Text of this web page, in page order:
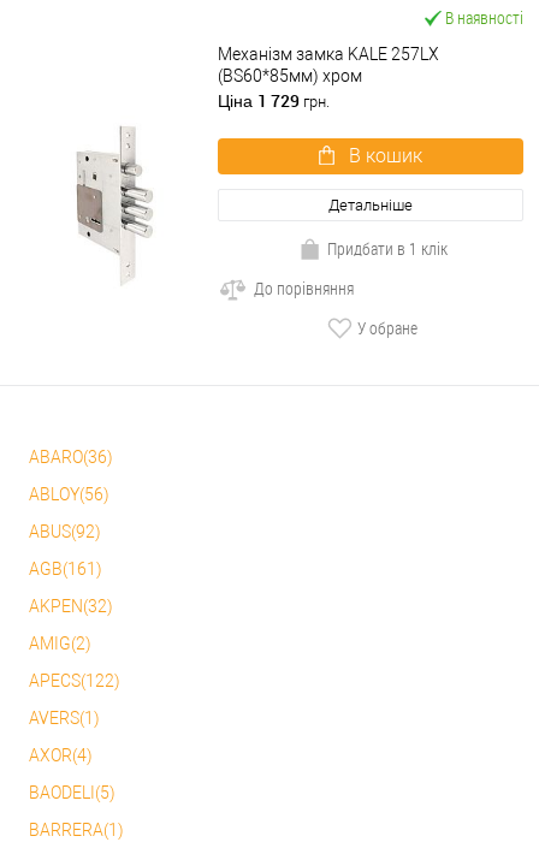
В наявності
Механізм замка KALE 257LX
(BS60*85мм) хром
Ціна 1 729 грн.
В кошик
Детальніше
Придбати в 1 клік
До порівняння
У обране
ABARO(36)
ABLOY(56)
ABUS(92)
AGB(161)
AKPEN(32)
AMIG(2)
APECS(122)
AVERS(1)
AXOR(4)
BAODELI(5)
BARRERA(1)